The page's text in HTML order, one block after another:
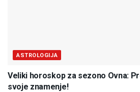
ASTROLOGIJA
Veliki horoskop za sezono Ovna:
svoje znamenje!